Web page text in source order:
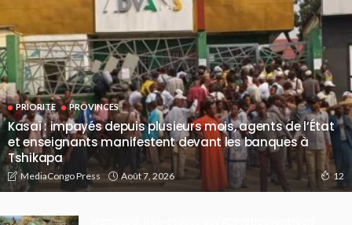
PRIORITE PROVINCES
Kasaï : impayés depuis plusieurs mois, agents de l’État
et enseignants manifestent devant les banques à
Tshikapa
MediaCongo Press Août 7, 2026 12